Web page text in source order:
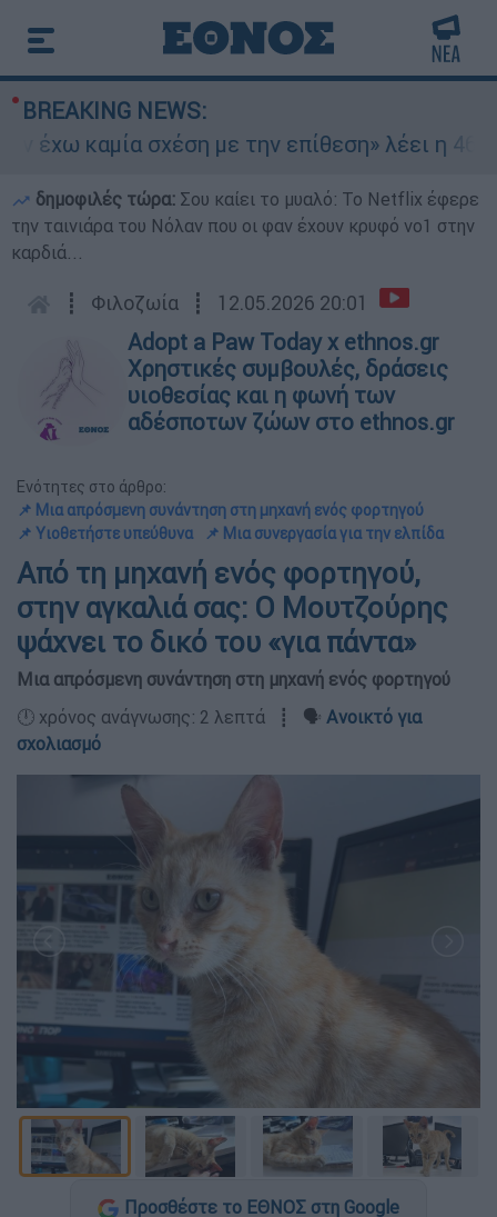
BREAKING NEWS:
καμία σχέση με την επίθεση» λέει η
δημοφιλές τώρα: Σου καίει το μυαλό: Το Netflix έφερε
την ταινιάρα του Νόλαν που οι φαν έχουν κρυφό νο1 στην
καρδιά...
┋ Φιλοζωία ┋ 12.05.2026 20:01
Adopt a Paw Today x ethnos.gr
Χρηστικές συμβουλές, δράσεις
υιοθεσίας και η φωνή των
αδέσποτων ζώων στο ethnos.gr
Ενότητες στο άρθρο:
📌 Μια απρόσμενη συνάντηση στη μηχανή ενός φορτηγού
📌 Υιοθετήστε υπεύθυνα
📌 Μια συνεργασία για την ελπίδα
Από τη μηχανή ενός φορτηγού,
στην αγκαλιά σας: Ο Μουτζούρης
ψάχνει το δικό του «για πάντα»
Μια απρόσμενη συνάντηση στη μηχανή ενός φορτηγού
🕛 χρόνος ανάγνωσης: 2 λεπτά ┋ 🗣️ Ανοικτό για
σχολιασμό
Προσθέστε το ΕΘΝΟΣ στη Google